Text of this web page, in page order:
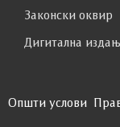
Законски оквир
Дигитална
Општи услови